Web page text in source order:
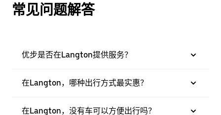
常见问题解答
优步是否在Langton提供服务？
在Langton，哪种出行方式最实惠？
在Langton，没有车可以方便出行吗？